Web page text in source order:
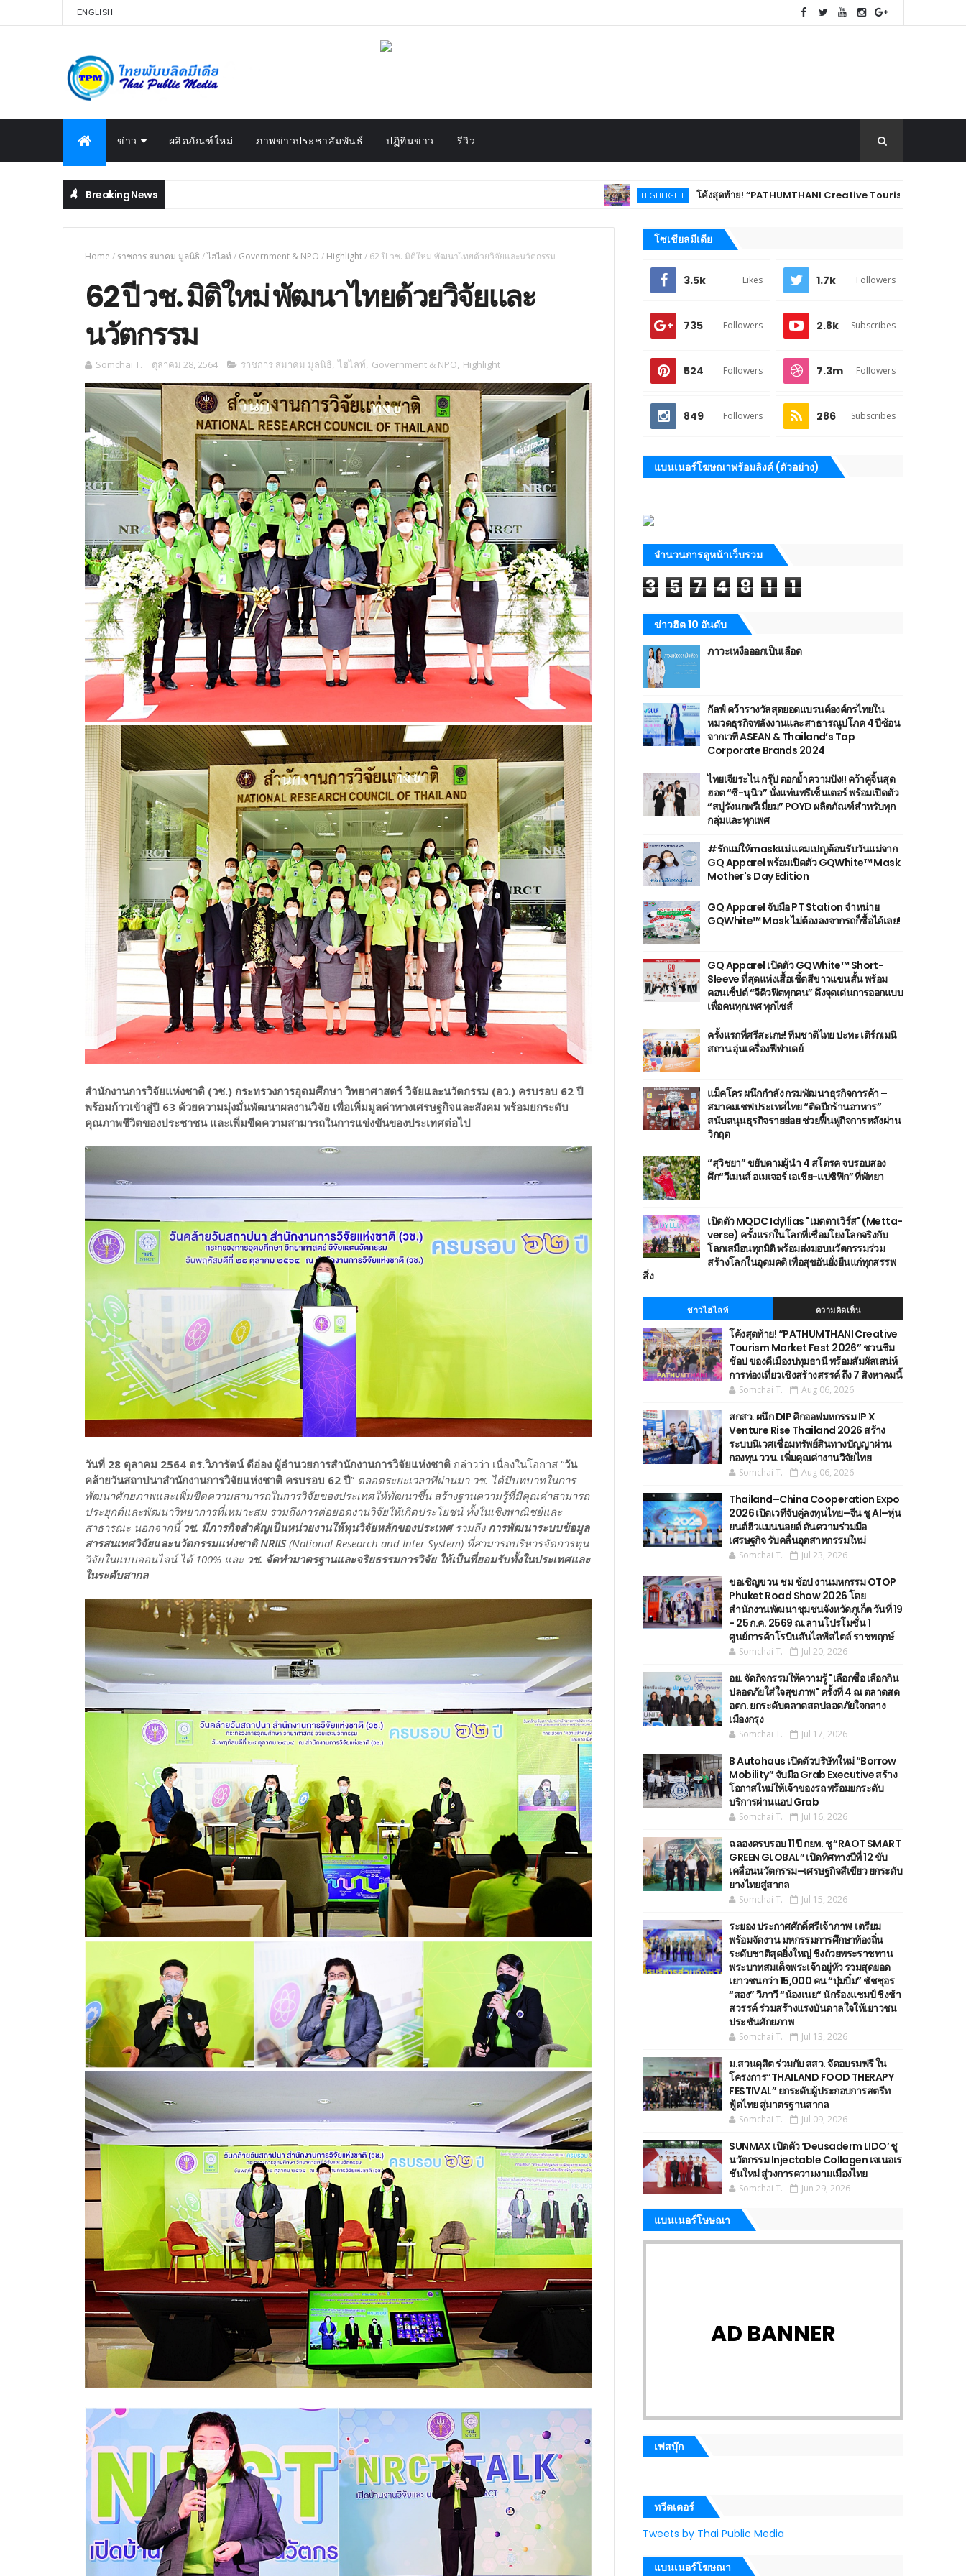
ENGLISH
ข่าว ผลิตภัณฑ์ใหม่ ภาพข่าวประชาสัมพันธ์ ปฏิทินข่าว รีวิว
Breaking News โค้งสุดท้าย! “PATHUMTHANI Creative Tourism Market Fest 2026” ชวนชิม ช้
Home / ราชการ สมาคม มูลนิธิ /ไฮไลท์ / Government & NPO / Highlight/ 62 ปี วช. มิติใหม่ พัฒนาไทยด้วยวิจัยและนวัตกรรม
62 ปี วช. มิติใหม่ พัฒนาไทยด้วยวิจัยและ
นวัตกรรม
Somchai T. ตุลาคม 28, 2564 ราชการ สมาคม มูลนิธิ, ไฮไลท์, Government & NPO, Highlight
สำนักงานการวิจัยแห่งชาติ (วช.) กระทรวงการอุดมศึกษา วิทยาศาสตร์ วิจัยและนวัตกรรม (อว.) ครบรอบ 62 ปี
พร้อมก้าวเข้าสู่ปี 63 ด้วยความมุ่งมั่นพัฒนาผลงานวิจัย เพื่อเพิ่มมูลค่าทางเศรษฐกิจและสังคม พร้อมยกระดับ
คุณภาพชีวิตของประชาชน และเพิ่มขีดความสามารถในการแข่งขันของประเทศต่อไป
วันที่ 28 ตุลาคม 2564 ดร.วิภารัตน์ ดีอ่อง ผู้อำนวยการสำนักงานการวิจัยแห่งชาติ กล่าวว่า เนื่องในโอกาส “วัน
คล้ายวันสถาปนาสำนักงานการวิจัยแห่งชาติ ครบรอบ 62 ปี” ตลอดระยะเวลาที่ผ่านมา วช. ได้มีบทบาทในการ
พัฒนาศักยภาพและเพิ่มขีดความสามารถในการวิจัยของประเทศให้พัฒนาขึ้น สร้างฐานความรู้ที่มีคุณค่าสามารถ
ประยุกต์และพัฒนาวิทยาการที่เหมาะสม รวมถึงการต่อยอดงานวิจัยให้เกิดประโยชน์ ทั้งในเชิงพาณิชย์และ
สาธารณะ นอกจากนี้วช. มีภารกิจสำคัญเป็นหน่วยงานให้ทุนวิจัยหลักของประเทศรวมถึง การพัฒนาระบบข้อมูล
สารสนเทศวิจัยและนวัตกรรมแห่งชาติ NRIIS(National Research and Inter System) ที่สามารถบริหารจัดการทุน
วิจัยในแบบออนไลน์ ได้ 100% และ วช. จัดทำมาตรฐานและจริยธรรมการวิจัย ให้เป็นที่ยอมรับทั้งในประเทศและ
ในระดับสากล
โซเชียลมีเดีย
3.5k Likes 1.7k Followers
735 Followers 2.8k Subscribes
524 Followers 7.3m Followers
849 Followers 286 Subscribes
แบนเนอร์โฆษณาพร้อมลิงค์ (ตัวอย่าง)
จำนวนการดูหน้าเว็บรวม
3 5 7 4 8 1 1
ข่าวฮิต 10 อันดับ
ภาวะเหงื่อออกเป็นเลือด
กัลฟ์ คว้ารางวัลสุดยอดแบรนด์องค์กรไทยใน
หมวดธุรกิจพลังงานและสาธารณูปโภค 4 ปีซ้อน
จากเวที ASEAN & Thailand’s Top
Corporate Brands 2024
ไทยเจียระไน กรุ๊ป ตอกย้ำความปัง!! คว้าคู่จิ้นสุด
ฮอต “ซี-นุนิว” นั่งแท่นพรีเซ็นเตอร์ พร้อมเปิดตัว
“สบู่รังนกพรีเมี่ยม” POYD ผลิตภัณฑ์สำหรับทุก
กลุ่มและทุกเพศ
#รักแม่ให้maskแม่ แคมเปญต้อนรับวันแม่จาก
GQ Apparel พร้อมเปิดตัว GQWhite™ Mask
Mother's Day Edition
GQ Apparel จับมือ PT Station จำหน่าย
GQWhite™ Mask ไม่ต้องลงจากรถก็ซื้อได้เลย!
GQ Apparel เปิดตัว GQWhite™ Short-
Sleeve ที่สุดแห่งเสื้อเชิ้ตสีขาวแขนสั้น พร้อม
คอนเซ็ปต์ “จีคิวฟิตทุกคน” ดึงจุดเด่นการออกแบบ
เพื่อคนทุกเพศ ทุกไซส์
ครั้งแรกที่ศรีสะเกษ! ทีมชาติไทย ปะทะ เติร์กเมนิ
สถาน อุ่นเครื่องฟีฟ่าเดย์
แม็คโคร ผนึกกำลัง กรมพัฒนาธุรกิจการค้า –
สมาคมเชฟประเทศไทย “ติดปีกร้านอาหาร”
สนับสนุนธุรกิจรายย่อย ช่วยฟื้นฟูกิจการหลังผ่าน
วิกฤต
“สุวิชยา” ขยับตามผู้นำ 4 สโตรค จบรอบสอง
ศึก“วีเมนส์ อเมเจอร์ เอเชีย-แปซิฟิก” ที่พัทยา
เปิดตัว MQDC Idyllias "เมตตาเวิร์ส" (Metta-
verse) ครั้งแรกในโลกที่เชื่อมโยงโลกจริงกับ
โลกเสมือนทุกมิติ พร้อมส่งมอบนวัตกรรมร่วม
สร้างโลกในอุดมคติ เพื่อสุขอันยั่งยืนแก่ทุกสรรพ
สิ่ง
ข่าวไฮไลท์ ความคิดเห็น
โค้งสุดท้าย! “PATHUMTHANI Creative
Tourism Market Fest 2026” ชวนชิม
ช้อป ของดีเมืองปทุมธานี พร้อมสัมผัสเสน่ห์
การท่องเที่ยวเชิงสร้างสรรค์ ถึง 7 สิงหาคมนี้
Somchai T. Aug 06, 2026
สกสว. ผนึก DIP คิกออฟมหกรรม IP X
Venture Rise Thailand 2026 สร้าง
ระบบนิเวศเชื่อมทรัพย์สินทางปัญญาผ่าน
กองทุน ววน. เพิ่มคุณค่างานวิจัยไทย
Somchai T. Aug 06, 2026
Thailand–China Cooperation Expo
2026 เปิดเวทีจับคู่ลงทุนไทย–จีน ชู AI–หุ่น
ยนต์ฮิวแมนนอยด์ ดันความร่วมมือ
เศรษฐกิจ รับคลื่นอุตสาหกรรมใหม่
Somchai T. Jul 23, 2026
ขอเชิญขวน ชม ช้อป งานมหกรรม OTOP
Phuket Road Show 2026 โดย
สำนักงานพัฒนาชุมชนจังหวัดภูเก็ต วันที่ 19
- 25 ก.ค. 2569 ณ.ลานโปรโมชั่น 1
ศูนย์การค้าโรบินสันไลฟ์สไตล์ ราชพฤกษ์
Somchai T. Jul 20, 2026
อย. จัดกิจกรรมให้ความรู้ "เลือกซื้อ เลือกกิน
ปลอดภัยใส่ใจสุขภาพ" ครั้งที่ 4 ณ ตลาดสด
อตก. ยกระดับตลาดสดปลอดภัยใจกลาง
เมืองกรุง
Somchai T. Jul 17, 2026
B Autohaus เปิดตัวบริษัทใหม่ “Borrow
Mobility” จับมือ Grab Executive สร้าง
โอกาสใหม่ให้เจ้าของรถ พร้อมยกระดับ
บริการผ่านแอป Grab
Somchai T. Jul 16, 2026
ฉลองครบรอบ 11 ปี กยท. ชู “RAOT SMART
GREEN GLOBAL” เปิดทิศทางปีที่ 12 ขับ
เคลื่อนนวัตกรรม–เศรษฐกิจสีเขียว ยกระดับ
ยางไทยสู่สากล
Somchai T. Jul 15, 2026
ระยอง ประกาศศักดิ์ศรีเจ้าภาพ! เตรียม
พร้อมจัดงาน มหกรรมการศึกษาท้องถิ่น
ระดับชาติสุดยิ่งใหญ่ ชิงถ้วยพระราชทาน
พระบาทสมเด็จพระเจ้าอยู่หัว รวมสุดยอด
เยาวชนกว่า 15,000 คน “บุ๋มบิ๋ม” ชัชชุอร
“สอง” วิภาวี “น้องเนย“ นักร้องแชมป์ ชิงช้า
สวรรค์ ร่วมสร้างแรงบันดาลใจให้เยาวชน
ประชันศักยภาพ
Somchai T. Jul 13, 2026
ม.สวนดุสิต ร่วมกับ สสว. จัดอบรมฟรี ใน
โครงการ“THAILAND FOOD THERAPY
FESTIVAL” ยกระดับผู้ประกอบการสตรีท
ฟู้ดไทย สู่มาตรฐานสากล
Somchai T. Jul 09, 2026
SUNMAX เปิดตัว ‘Deusaderm LIDO’ ชู
นวัตกรรม Injectable Collagen เจเนอเร
ชันใหม่ สู่วงการความงามเมืองไทย
Somchai T. Jun 29, 2026
แบนเนอร์โษษณา
AD BANNER
เฟสบุ๊ก
ทวีตเตอร์
Tweets by Thai Public Media
แบนเนอร์โฆษณา